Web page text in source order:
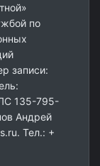
по
записи:
135-795-
Андрей
Тел.: +